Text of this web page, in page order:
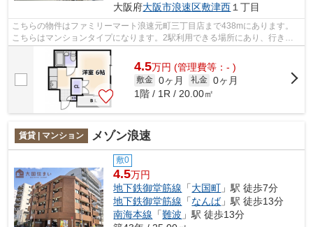
大阪府大阪市浪速区敷津西 １丁目
こちらの物件はファミリーマート浪速元町三丁目店まで438mにあります。
こちらはマンションタイプになります。2駅利用できる場所にあり、行き先
に合わせて使い分けができます。「シャル...
4.5万円 (管理費等：- )
敷金 0ヶ月 礼金 0ヶ月
1階 / 1R / 20.00㎡
賃貸 | マンション メゾン浪速
敷0
4.5万円
地下鉄御堂筋線 「大国町 」駅 徒歩7分
地下鉄御堂筋線 「なんば」駅 徒歩13分
南海本線 「難波 」駅 徒歩13分